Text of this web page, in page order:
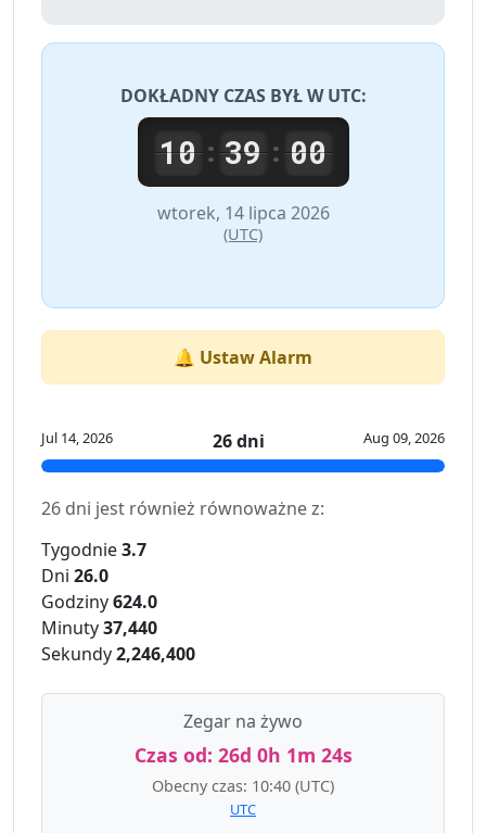
DOKŁADNY CZAS BYŁ WUTC:
10: 39: 00
wtorek, 14 lipca 2026
(UTC)
🔔 Ustaw Alarm
Jul 14, 2026 26 dni Aug 09, 2026
26 dni jest również równoważne z:
Tygodnie3.7
Dni 26.0
Godziny624.0
Minuty37,440
Sekundy2,246,400
Zegar na żywo
Czas od: 26d 0h 1m 24s
Obecny czas: 10:40 (UTC)
UTC